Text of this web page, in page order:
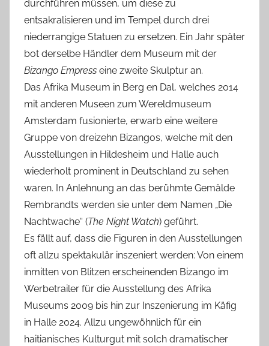
durchführen müssen, um diese zu
entsakralisieren und im Tempel durch drei
niederrangige Statuen zu ersetzen. Ein Jahr später
bot derselbe Händler dem Museum mit der
Bizango Empress eine zweite Skulptur an.
Das Afrika Museum in Berg en Dal, welches 2014
mit anderen Museen zum Wereldmuseum
Amsterdam fusionierte, erwarb eine weitere
Gruppe von dreizehn Bizangos, welche mit den
Ausstellungen in Hildesheim und Halle auch
wiederholt prominent in Deutschland zu sehen
waren. In Anlehnung an das berühmte Gemälde
Rembrandts werden sie unter dem Namen „Die
Nachtwache“ (The Night Watch) geführt.
Es fällt auf, dass die Figuren in den Ausstellungen
oft allzu spektakulär inszeniert werden: Von einem
inmitten von Blitzen erscheinenden Bizango im
Werbetrailer für die Ausstellung des Afrika
Museums 2009 bis hin zur Inszenierung im Käfig
in Halle 2024. Allzu ungewöhnlich für ein
haitianisches Kulturgut mit solch dramatischer